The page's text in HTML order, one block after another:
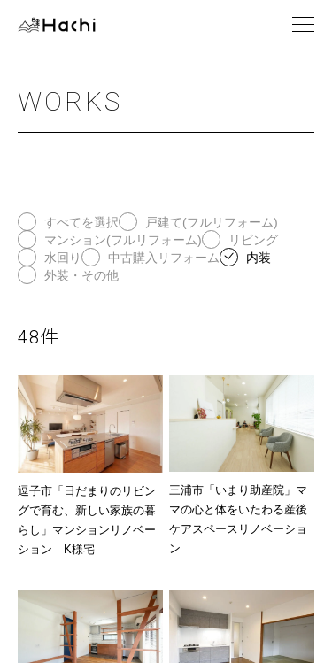
WORKS
すべてを選択
戸建て(フルリフォーム)
マンション(フルリフォーム)
リビング
水回り
中古購入リフォーム
内装
外装・その他
48
逗子市「日だまりのリビン
グで育む、新しい家族の暮
らし」マンションリノベー
ション K様宅
三浦市「いまり助産院」マ
マの心と体をいたわる産後
ケアスペースリノベーショ
ン